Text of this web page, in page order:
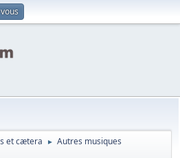
et cætera ► Autres musiques